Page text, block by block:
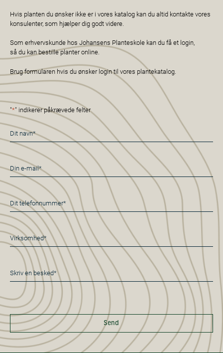
Hvis planten du ønsker ikke er i vores katalog kan du altid kontakte vores
konsulenter, som hjælper dig godt videre.
Som erhvervskunde hos Johansens Planteskole kan du få et login,
så du kan bestille planter online.
Brug formularen hvis du ønsker login til vores plantekatalog.
"*" indikerer påkrævede felter
Navn
*
E-
mail
*
Telefon
*
Virksomhed*
*
Besked
*
Send